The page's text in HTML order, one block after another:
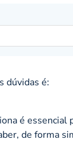
dúvidas é:
é essencial
de forma